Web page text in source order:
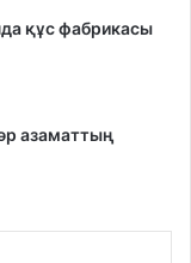
құс фабрикасы
әр азаматтың